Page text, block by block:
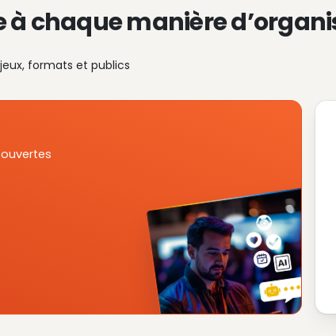
chaque manière
formats et publics